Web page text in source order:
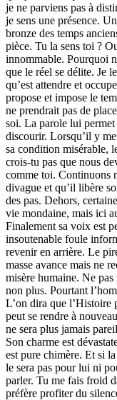
je ne parviens pas à
je sens une présence.
bronze des temps
pièce. Tu la sens toi ?
innommable. Pourquoi
que le réel se délite. Je
qu’est attendre et
propose et impose le
ne prendrait pas de
soi. La parole lui
discourir. Lorsqu’il y
sa condition misérable,
crois-tu pas que nous
comme toi. Continuons
divague et qu’il libère
des pas. Dehors,
vie mondaine, mais ici
Finalement sa voix est
insoutenable foule
revenir en arrière. Le
masse avance mais ne
misère humaine. Ne pas
non plus. Pourtant
L’on dira que l’Histoire
peut se rendre à
ne sera plus jamais
Son charme est
est pure chimère. Et si
le sera pas pour lui ni
parler. Tu me fais froid
préfère profiter du